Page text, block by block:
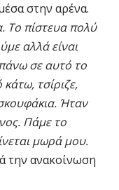
στην αρένα.
Το πίστευα πολύ
αλλά είναι
σε αυτό το
τσίριζε,
Ήταν
Πάμε το
μωρά μου.
την ανακοίνωση